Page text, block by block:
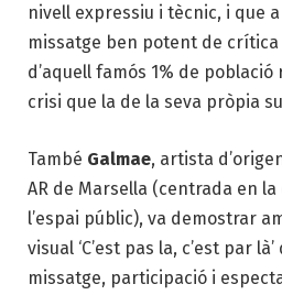
nivell expressiu i tècnic, i que
missatge ben potent de
d’aquell famós 1% de
crisi que la de la seva pròpia
També Galmae, artista
AR de Marsella (centrada en
l’espai públic), va demostrar
visual ‘C’est pas la, c’est par
missatge, participació i